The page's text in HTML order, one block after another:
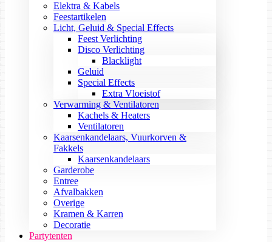
Elektra & Kabels
Feestartikelen
Licht, Geluid & Special Effects
Feest Verlichting
Disco Verlichting
Blacklight
Geluid
Special Effects
Extra Vloeistof
Verwarming & Ventilatoren
Kachels & Heaters
Ventilatoren
Kaarsenkandelaars, Vuurkorven &
Fakkels
Kaarsenkandelaars
Garderobe
Entree
Afvalbakken
Overige
Kramen & Karren
Decoratie
Partytenten